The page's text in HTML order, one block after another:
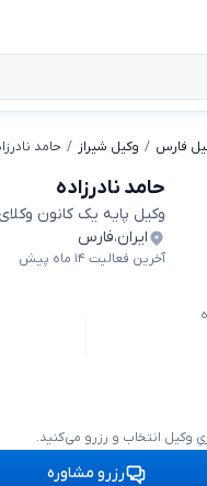
فارس وکیل شیراز حامد
حامد نادرزاده
وکیل پایه یک کانون
ایران،فارس
آخرین فعالیت ۱۴ ماه پیش
وکیل انتخاب و رزرو می‌کنید.
رزرو مشاوره